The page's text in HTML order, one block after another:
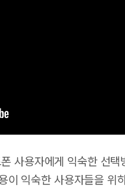
사용자에게 익숙한 선
이 익숙한 사용자들을 위